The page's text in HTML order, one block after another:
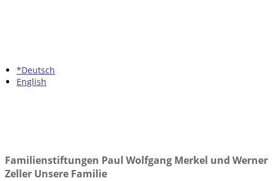
*Deutsch
English
Familienstiftungen Paul Wolfgang Merkel und Werner
Zeller Unsere Familie